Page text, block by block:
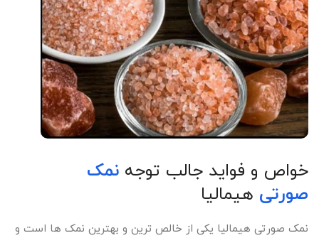
خواص و فواید جالب توجه نمک
صورتی هیمالیا
نمک صورتی هیمالیا یکی از خالص ترین و بهترین نمک ها است و